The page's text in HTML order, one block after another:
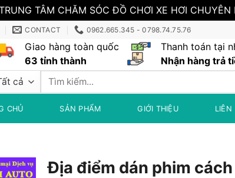
TÂM CHĂM SÓC ĐỒ CHƠI XE HƠI CHUYÊN
CONTACT 0962.665.345 - 0798.74.75.76
Giao hàng toàn quốc
63 tỉnh thành
Thanh toán tại
Nhận hàng trả
Tìm
CHỦ SẢN PHẨM GIỚI THIỆU LIÊN
Địa điểm dán phim